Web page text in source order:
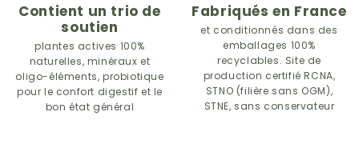
Contient un trio de
soutien
plantes actives 100%
naturelles, minéraux et
oligo-éléments, probiotique
pour le confort digestif et le
bon état général
Fabriqués en France
et conditionnés dans des
emballages 100%
recyclables. Site de
production certifié RCNA,
STNO (filière sans OGM),
STNE, sans conservateur